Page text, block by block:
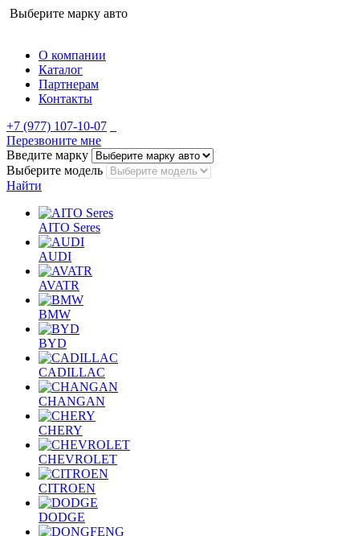
Выберите марку авто
О компании
Каталог
Партнерам
Контакты
+7 (977) 107-10-07
Перезвоните мне
Введите марку
Выберите модель
Найти
AITO Seres
AUDI
AVATR
BMW
BYD
CADILLAC
CHANGAN
CHERY
CHEVROLET
CITROEN
DODGE